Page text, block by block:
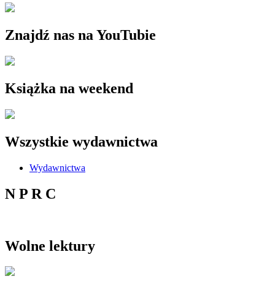
Znajdź nas na YouTubie
Książka na weekend
Wszystkie wydawnictwa
Wydawnictwa
N P R C
Wolne lektury